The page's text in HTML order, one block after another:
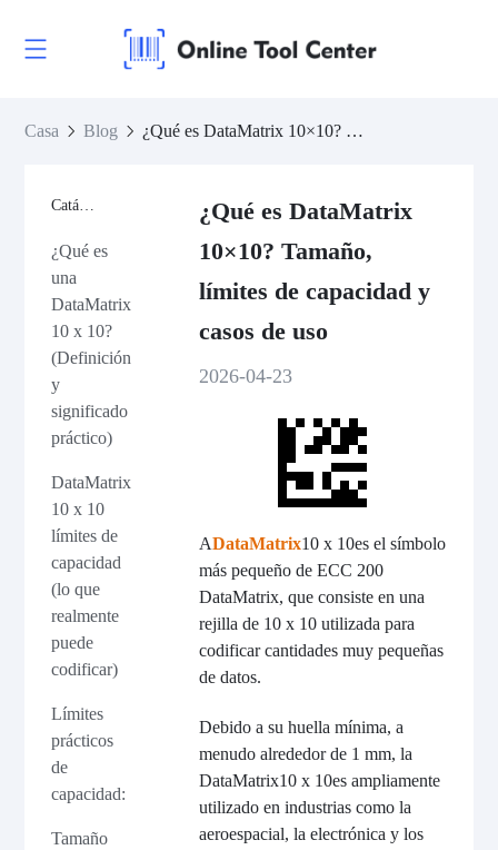
Casa Blog ¿Qué es DataMatrix 10×10? Tamaño, límites de capacidad y casos de uso
Catálogo
¿Qué es
una
DataMatrix
10 x 10?
(Definición
y
significado
práctico)
DataMatrix
10 x 10
límites de
capacidad
(lo que
realmente
puede
codificar)
Límites
prácticos
de
capacidad:
Tamaño
¿Qué es DataMatrix
10×10? Tamaño,
límites de capacidad y
casos de uso
2026-04-23
ADataMatrix10 x 10es el símbolo
más pequeño de ECC 200
DataMatrix, que consiste en una
rejilla de 10 x 10 utilizada para
codificar cantidades muy pequeñas
de datos.
Debido a su huella mínima, a
menudo alrededor de 1 mm, la
DataMatrix10 x 10es ampliamente
utilizado en industrias como la
aeroespacial, la electrónica y los